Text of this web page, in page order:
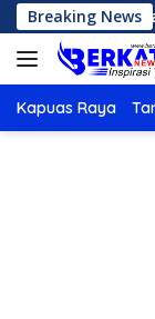
Langsung
ke
konten
Breaking News
Tuan Rumah
Kapuas Raya